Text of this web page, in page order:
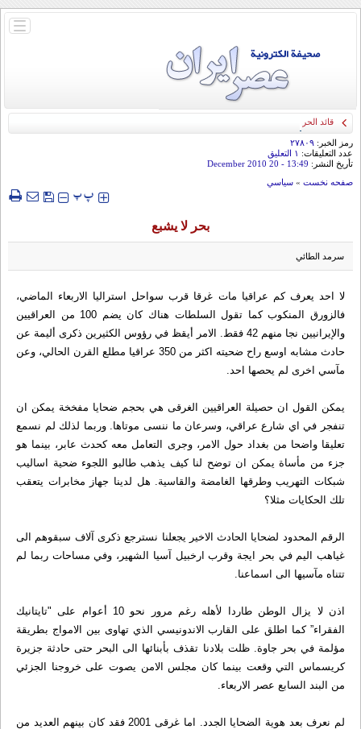
باز
قائد الحرس الثوري: إيران ستدمر أمريكا وإسرائيل والسعودية إذا تجاوزت خطوط طهران
الحمراء
رمز الخبر: ۲۷۸۰۹
عدد التعليقات: ۱ التعلیق
تأريخ النشر: 13:49
- 20 December 2010
صفحه نخست » سياسي
‍‍‍ پپ
بحر لا يشبع
سرمد الطائي
لا احد يعرف كم عراقيا مات غرقا قرب سواحل استراليا الاربعاء الماضي،
فالزورق المنكوب كما تقول السلطات هناك كان يضم 100 من العراقيين
والإيرانيين نجا منهم 42 فقط. الامر أيقظ في رؤوس الكثيرين ذكرى أليمة عن
حادث مشابه اوسع راح ضحيته اكثر من 350 عراقيا مطلع القرن الحالي، وعن
مآسي اخرى لم يحصها احد.
يمكن القول ان حصيلة العراقيين الغرقى هي بحجم ضحايا مفخخة يمكن ان
تنفجر في اي شارع عراقي، وسرعان ما ننسى موتاها. وربما لذلك لم نسمع
تعليقا واضحا من بغداد حول الامر، وجرى التعامل معه كحدث عابر، بينما هو
جزء من مأساة يمكن ان توضح لنا كيف يذهب طالبو اللجوء ضحية اساليب
شبكات التهريب وطرقها الغامضة والقاسية. هل لدينا جهاز مخابرات يتعقب
تلك الحكايات مثلا؟
الرقم المحدود لضحايا الحادث الاخير يجعلنا نسترجع ذكرى آلاف سبقوهم الى
غياهب اليم في بحر ايجة وقرب ارخبيل آسيا الشهير، وفي مساحات ربما لم
تتناه مآسيها الى اسماعنا.
اذن لا يزال الوطن طاردا لأهله رغم مرور نحو 10 أعوام على "تايتانيك
الفقراء” كما اطلق على القارب الاندونيسي الذي تهاوى بين الامواج بطريقة
مؤلمة في بحر جاوة. ظلت بلادنا تقذف بأبنائها الى البحر حتى حادثة جزيرة
كريسماس التي وقعت بينما كان مجلس الامن يصوت على خروجنا الجزئي
من البند السابع عصر الاربعاء.
لم نعرف بعد هوية الضحايا الجدد. اما غرقى 2001 فقد كان بينهم العديد من